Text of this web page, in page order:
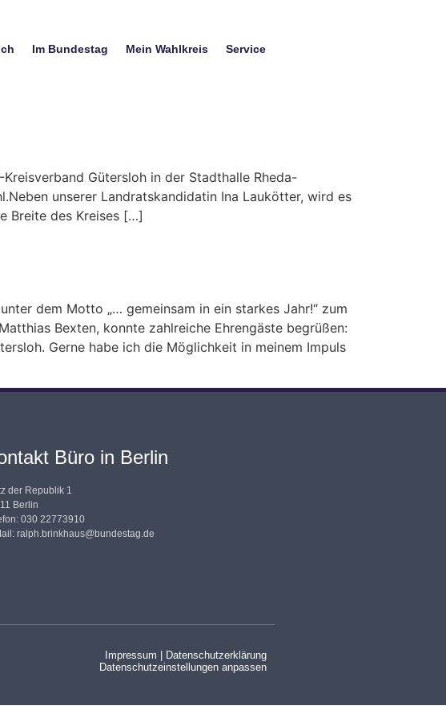
Im Bundestag Mein Wahlkreis Service
Gütersloh in der Stadthalle Rheda-
unserer Landratskandidatin Ina Laukötter, wird es
Breite des Kreises […]
dem Motto „… gemeinsam in ein starkes Jahr!“ zum
Bexten, konnte zahlreiche Ehrengäste begrüßen:
Gerne habe ich die Möglichkeit in meinem Impuls
Büro in Berlin
der Republik 1
Berlin
030 22773910
ralph.brinkhaus@bundestag.de
Impressum
Datenschutzerklärung
Datenschutzeinstellungen anpassen